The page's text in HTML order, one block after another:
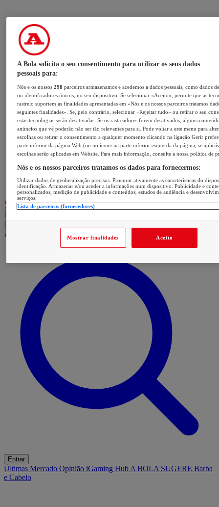
Entrar
Últimas Mercado Opinião iGaming Hub A BOLA SUGERE Barba
e Cabelo
A Bola solicita o seu consentimento para utilizar os seus dados
pessoais para:
Nós e os nossos298 parceiros armazenamos e acedemos a dados pessoais, como dados
ou identificadores únicos, no seu dispositivo. Se selecionar «Aceito», permite que as
rastreio suportem as finalidades apresentadas em «Nós e os nossos parceiros tratamos
seguintes finalidades». Se, pelo contrário, selecionar «Rejeitar tudo» ou retirar o seu
estas tecnologias serão desativadas. Se os rastreadores forem desativados, alguns
anúncios que vê poderão não ser tão relevantes para si. Pode voltar a este menu para
escolhas ou retirar o consentimento a qualquer momento clicando na ligação Gerir
parte inferior da página Web (ou no ícone na parte inferior esquerda da página, se
escolhas serão aplicadas em Website. Para mais informação, consulte a nossa política de
Nós e os nossos parceiros tratamos os dados para fornecermos:
Utilizar dados de geolocalização precisos. Procurar ativamente as características do
identificação. Armazenar e/ou aceder a informações num dispositivo. Publicidade e
personalizados, medição de publicidade e conteúdos, estudos de audiência e
serviços.
Lista de parceiros (fornecedores)
Mostrar finalidades Aceito